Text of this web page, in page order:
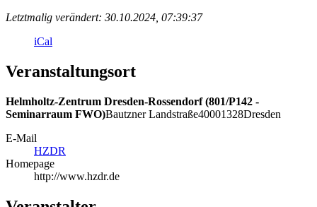
Letztmalig verändert: 30.10.2024, 07:39:37
iCal
Veranstaltungsort
Helmholtz-Zentrum Dresden-Rossendorf (801/P142 -
Seminarraum FWO)Bautzner Landstraße40001328Dresden
E-Mail
HZDR
Homepage
http://www.hzdr.de